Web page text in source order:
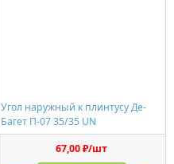
Угол наружный к плинтусу Де-
Багет П-07 35/35 UN
67,00 ₽/шт